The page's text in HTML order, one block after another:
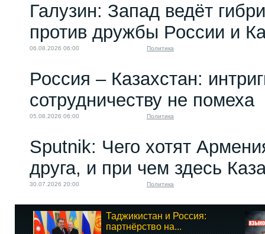
Галузин: Запад ведёт
против дружбы России и
06.08.2026 06:00 Политика
Россия – Казахстан:
сотрудничеству не помеха
05.08.2026 06:00 Политика
Sputnik: Чего хотят
друга, и при чем здесь
30.07.2026 20:00 Политика
Таджикистан и Россия:
партнёрство на...